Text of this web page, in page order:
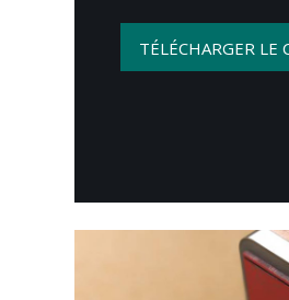
TÉLÉCHARGER LE